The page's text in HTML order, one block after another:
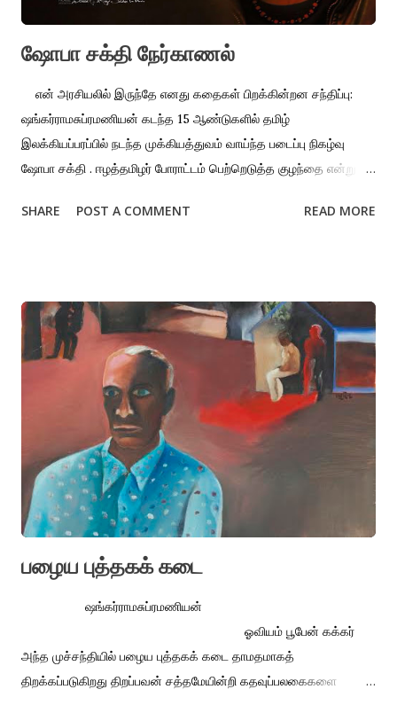
ஷோபா சக்தி நேர்காணல்
என் அரசியலில் இருந்தே எனது கதைகள் பிறக்கின்றன சந்திப்பு:
ஷங்கர்ராமசுப்ரமணியன் கடந்த 15 ஆண்டுகளில் தமிழ்
இலக்கியப்பரப்பில் நடந்த முக்கியத்துவம் வாய்ந்த படைப்பு நிகழ்வு
ஷோபா சக்தி . ஈழத்தமிழர் போராட்டம் பெற்றெடுத்த குழந்தை என்று
கதாபாத்திரம் ஏற்று நடித்த , அகதிகள் படும் துயரத்தைப் பேசும்
முழுமையான வடிவம் இதோ…. உங்களது புதிய நாவலான ‘பாக்ஸ்
கதைப் புத்தகம்’ குறித்து சொல்லுங்கள்? முள்ளிவாய்க்காலில் நடந்த
பேரழிவுக்குப் பிறகு வன்னி பகுதி கிராமம் ஒன்றில் நடக்கும் சம்பவங்கள்
மற்றும் யுத்தத்தின் வடுக்கள் குறித்த கதை இது. யுத்தம் எமது
மக்களிடையே ஏற்படுத்திய பாதிப்புகள், பேரழிவுகள் எல்லாமும்
செய்திகளாகக் கட்டுரைகளாகப் பதிவாகியிருக்கின்றன. அதை
இலக்கியமாகப் பதிவுசெய்திருக்கிறேன். இந்த நாவலுக்கென்று
தனியாக கள...
SHARE POST A COMMENT READ MORE
பழைய புத்தகக் கடை
ஷங்கர்ராமசுப்ரமணியன்
ஓவியம் பூபேன் கக்கர்
அந்த முச்சந்தியில் பழைய புத்தகக் கடை தாமதமாகத்
திறக்கப்படுகிறது திறப்பவன் சத்தமேயின்றி கதவுப்பலகைகளை